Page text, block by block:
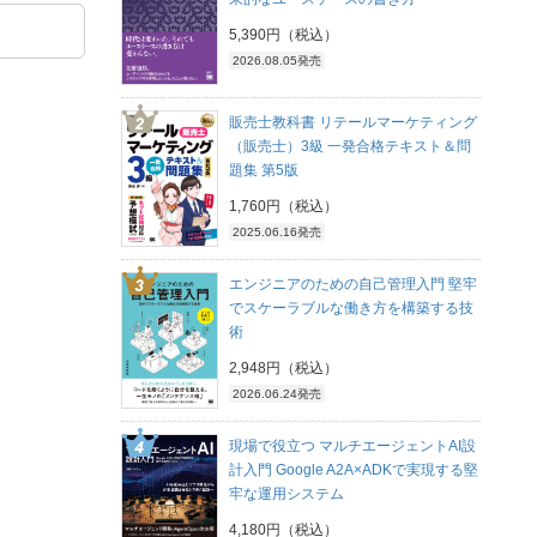
5,390円（税込）
2026.08.05発売
販売士教科書 リテールマーケティング
（販売士）3級 一発合格テキスト＆問
題集 第5版
1,760円（税込）
2025.06.16発売
エンジニアのための自己管理入門 堅牢
でスケーラブルな働き方を構築する技
術
2,948円（税込）
2026.06.24発売
現場で役立つ マルチエージェントAI設
計入門 Google A2A×ADKで実現する堅
牢な運用システム
4,180円（税込）